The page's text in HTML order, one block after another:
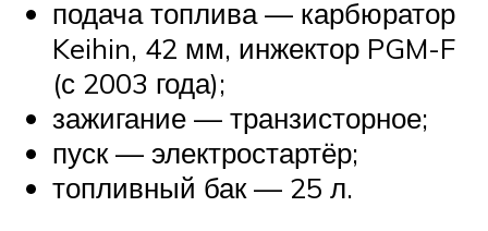
подача топлива — карбюратор
Keihin, 42 мм, инжектор PGM-F
(с 2003 года);
зажигание — транзисторное;
пуск — электростартёр;
топливный бак — 25 л.